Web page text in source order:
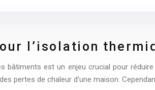
l’isolation
bâtiments est un enjeu crucial pour
pertes de chaleur d’une maison.